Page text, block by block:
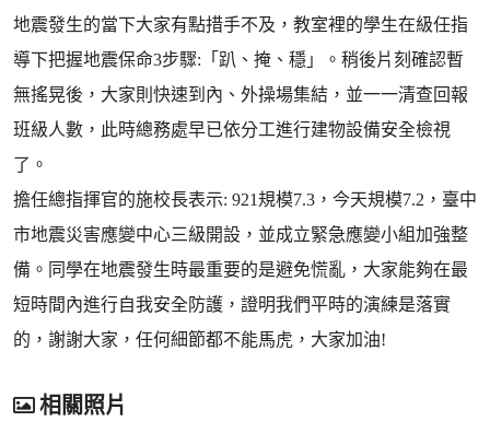
地震發生的當下大家有點措手不及，教室裡的學生在級任指
導下把握地震保命3步驟:「趴、掩、穩」。稍後片刻確認暫
無搖晃後，大家則快速到內、外操場集結，並一一清查回報
班級人數，此時總務處早已依分工進行建物設備安全檢視
了。
擔任總指揮官的施校長表示: 921規模7.3，今天規模7.2，臺中
市地震災害應變中心三級開設，並成立緊急應變小組加強整
備。同學在地震發生時最重要的是避免慌亂，大家能夠在最
短時間內進行自我安全防護，證明我們平時的演練是落實
的，謝謝大家，任何細節都不能馬虎，大家加油!
相關照片